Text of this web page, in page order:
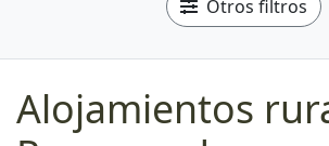
Otros filtros
Alojamientos